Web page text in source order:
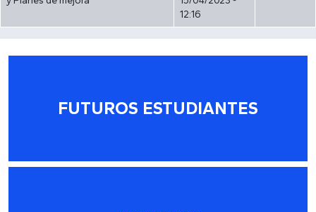
12:16
FUTUROS ESTUDIANTES